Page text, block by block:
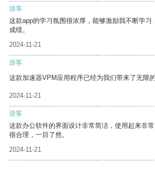
游客
这款app的学习氛围很浓厚，能够激励我不断学习
成绩。
2024-11-21
游客
这款加速器VPM应用程序已经为我们带来了无限
2024-11-21
游客
这款办公软件的界面设计非常简洁，使用起来非
很合理，一目了然。
2024-11-21